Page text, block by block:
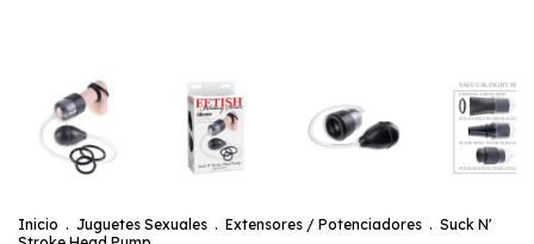
Inicio . Juguetes Sexuales . Extensores / Potenciadores . Suck N'